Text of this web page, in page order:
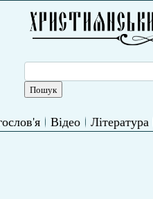
Відео Література